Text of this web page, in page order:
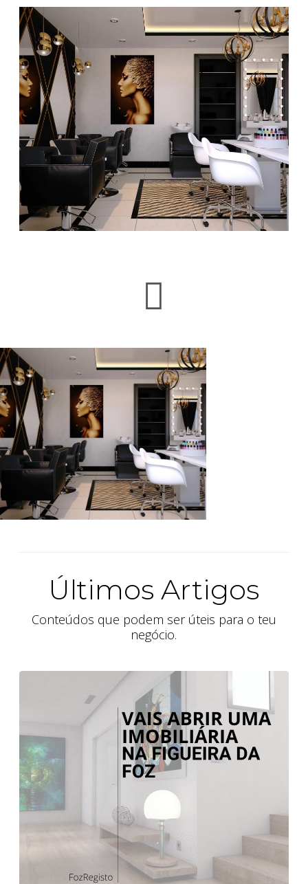
Últimos Artigos
Conteúdos que podem ser úteis para o teu
negócio.